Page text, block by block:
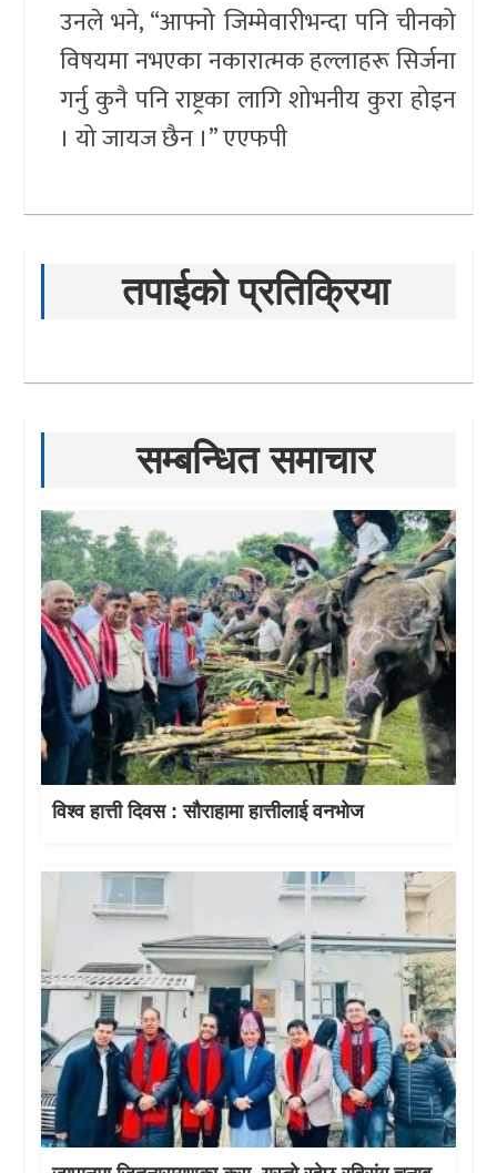
उनले भने, “आफ्नो जिम्मेवारीभन्दा पनि चीनको
विषयमा नभएका नकारात्मक हल्लाहरू सिर्जना
गर्नु कुनै पनि राष्ट्रका लागि शोभनीय कुरा होइन
। यो जायज छैन ।” एएफपी
तपाईको प्रतिक्रिया
सम्बन्धित समाचार
विश्व हात्ती दिवस : सौराहामा हात्तीलाई वनभोज